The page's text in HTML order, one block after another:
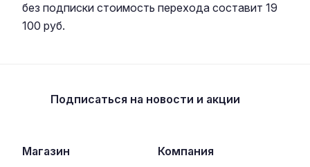
без подписки стоимость перехода составит 19
100 руб.
Подписаться на новости и акции
Магазин Компания